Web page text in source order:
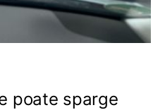
poate sparge